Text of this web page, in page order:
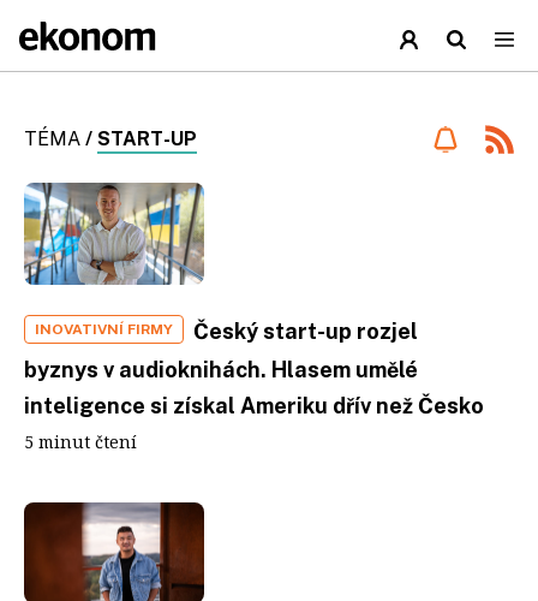
TÉMA / START-UP
INOVATIVNÍ FIRMY
Český start-up rozjel
byznys v audioknihách. Hlasem umělé
inteligence si získal Ameriku dřív než Česko
5 minut čtení